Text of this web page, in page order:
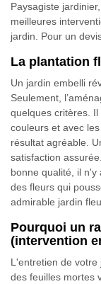
Paysagiste
meilleures
jardin. Pour un
La plantation
Un jardin embelli
Seulement,
quelques critères.
couleurs et avec
résultat agréable.
satisfaction
bonne qualité, il
des fleurs qui
admirable jardin
Pourquoi un
(intervention
L'entretien de
des feuilles mortes